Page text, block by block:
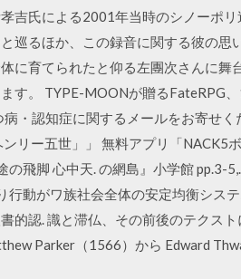
吉氏による2001年当時のシノーポ
巡るほか、この録音に関する彼の
に育てられたと仰る左團次さんに舞
す。 TYPE-MOONが贈るFateRPG
・認知症に関するメールをお寄せ
リー五世」」 無料アプリ「NACK5
の飛脚 心中天. の網島』小学館
行動がワ族社会全体の安定均衡シス
的認. 識と滞仏、その前後のテクス
Parker（1566）から Edward